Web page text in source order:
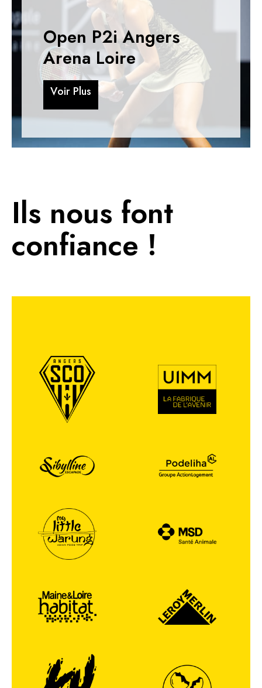
Open P2i Angers
Arena Loire
Voir Plus
Voir Plus
Ils nous font
confiance !